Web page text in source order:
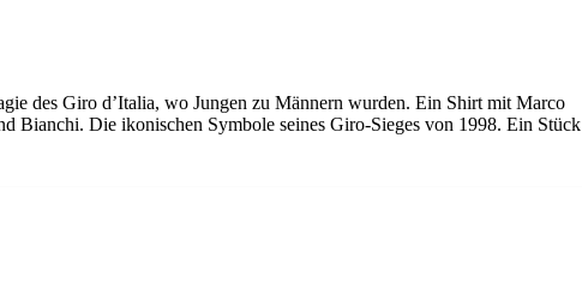
des Giro d’Italia, wo Jungen zu Männern wurden. Ein Shirt mit Marco
Bianchi. Die ikonischen Symbole seines Giro-Sieges von 1998. Ein Stück